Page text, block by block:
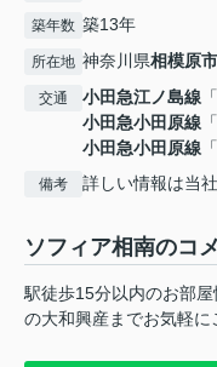
築年数 築13年
所在地 神奈川県相模原
交通 小田急江ノ島線 「
小田急小田原線 「
小田急小田原線 「
備考 詳しい情報は当
ソフィア相南のコ
駅徒歩15分以内のお部
の大和興産までお気軽に